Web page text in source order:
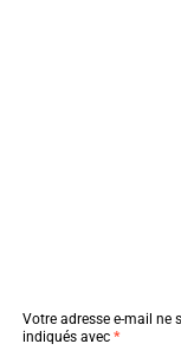
Votre adresse e-mail ne
indiqués avec *